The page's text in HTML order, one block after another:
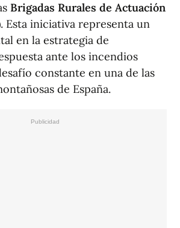
Brigadas Rurales de Actuación
. Esta iniciativa representa un
en la estrategia de
ante los incendios
constante en una de las
de España.